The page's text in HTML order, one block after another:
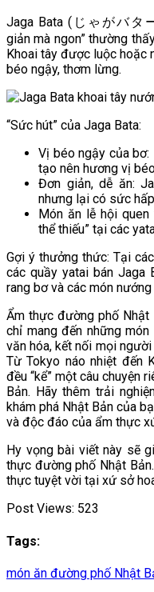
Jaga Bata (じゃがバタ
giản mà ngon” thường
Khoai tây được luộc hoặc
béo ngậy, thơm lừng.
“Sức hút” của Jaga Bata:
Vị béo ngậy của bơ:
tạo nên hương vị
Đơn giản, dễ ăn:
nhưng lại có sức
Món ăn lễ hội quen
thể thiếu” tại các
Gợi ý thưởng thức: Tại
các quầy yatai bán Jaga
rang bơ và các món
Ẩm thực đường phố
chỉ mang đến những
văn hóa, kết nối mọi
Từ Tokyo náo nhiệt đến
đều “kể” một câu chuyện
Bản. Hãy thêm trải
khám phá Nhật Bản của
và độc đáo của ẩm thực
Hy vọng bài viết này sẽ
thực đường phố Nhật
thực tuyệt vời tại xứ sở
Post Views: 523
Tags:
món ăn đường phố Nhật